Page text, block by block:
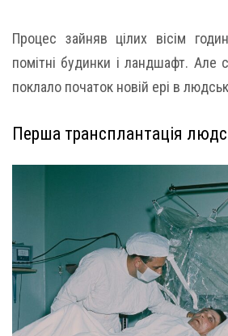
Процес зайняв цілих вісім
помітні будинки і ландшафт. Але
поклало початок новій ері в
Перша трансплантація